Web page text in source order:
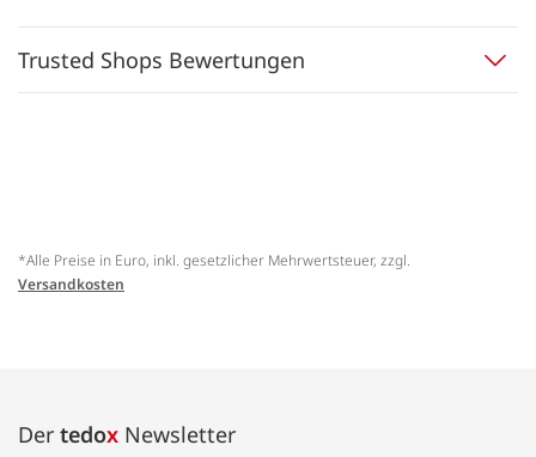
Trusted Shops Bewertungen
*Alle Preise in Euro, inkl. gesetzlicher Mehrwertsteuer, zzgl.
Versandkosten
Der tedox Newsletter